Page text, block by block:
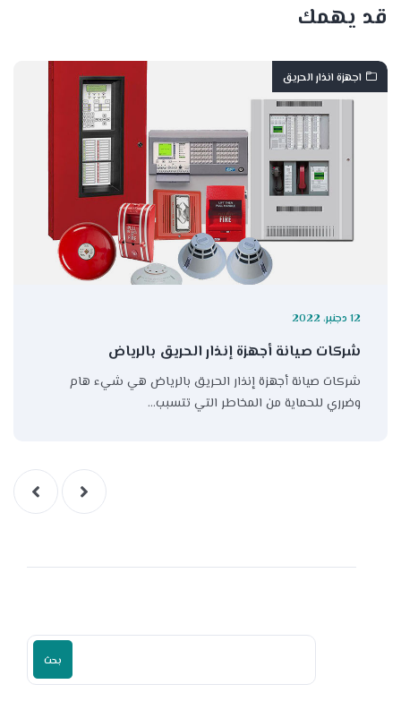
قد يهمك
اجهزة انذار الحريق
12 دجنبر، 2022
شركات صيانة أجهزة إنذار الحريق بالرياض
شركات صيانة أجهزة إنذار الحريق بالرياض هي شيء هام
وضرري للحماية من المخاطر التي تتسبب…
بحث